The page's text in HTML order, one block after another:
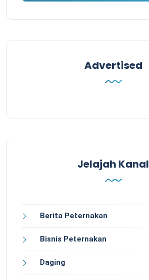
Advertised
Jelajah Kanal
Berita Peternakan
Bisnis Peternakan
Daging